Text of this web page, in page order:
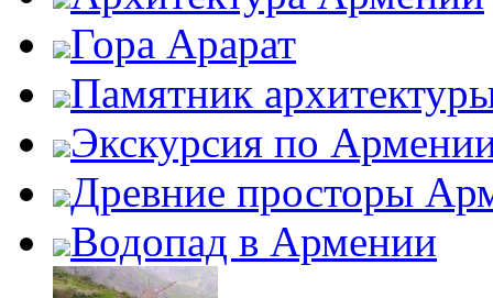
Гора Арарат
Памятник
Экскурсия по
Древние просторы
Водопад в Армении